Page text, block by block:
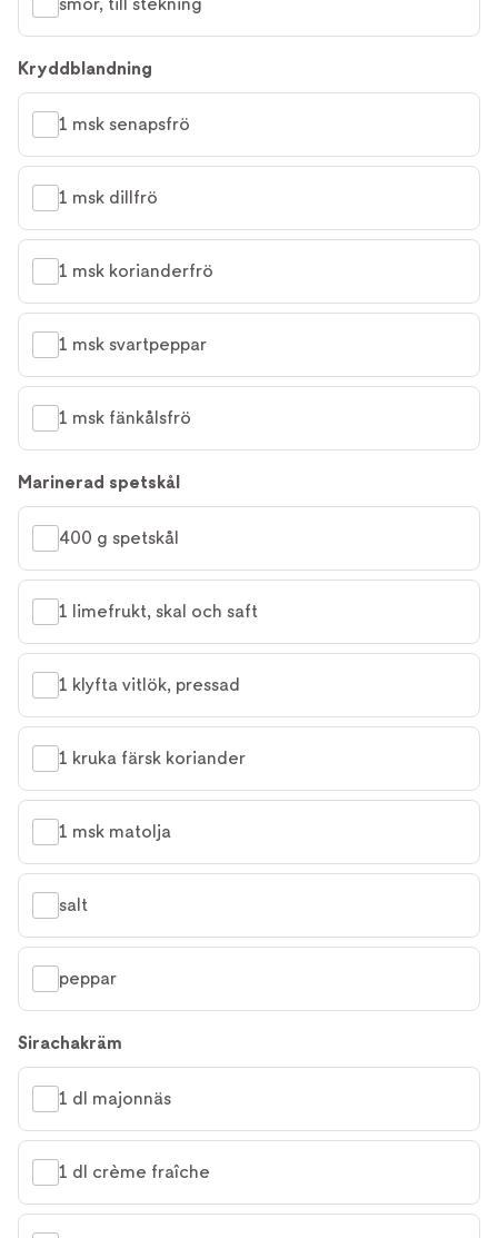
Kryddblandning
1 msk senapsfrö
1 msk dillfrö
1 msk korianderfrö
1 msk svartpeppar
1 msk fänkålsfrö
Marinerad spetskål
400 g spetskål
1 limefrukt, skal och saft
1 klyfta vitlök, pressad
1 kruka färsk koriander
1 msk matolja
salt
peppar
Sirachakräm
1 dl majonnäs
1 dl crème fraîche